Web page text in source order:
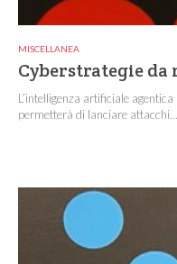
MISCELLANEA
Cyberstrategie da
L’intelligenza artificiale
permetterà di lanciare attacchi...